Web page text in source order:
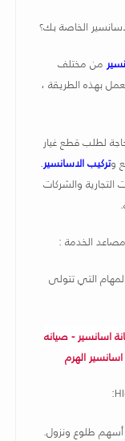
الخاصة بك؟
من مختلف
بهذه الطريقة ،
لطلب قطع غيار
وتركيب الاسانسير.
والشركات
الخدمة :
التي تتولى
اسانسير - صيانه
الهرم
طلوع ونزول.